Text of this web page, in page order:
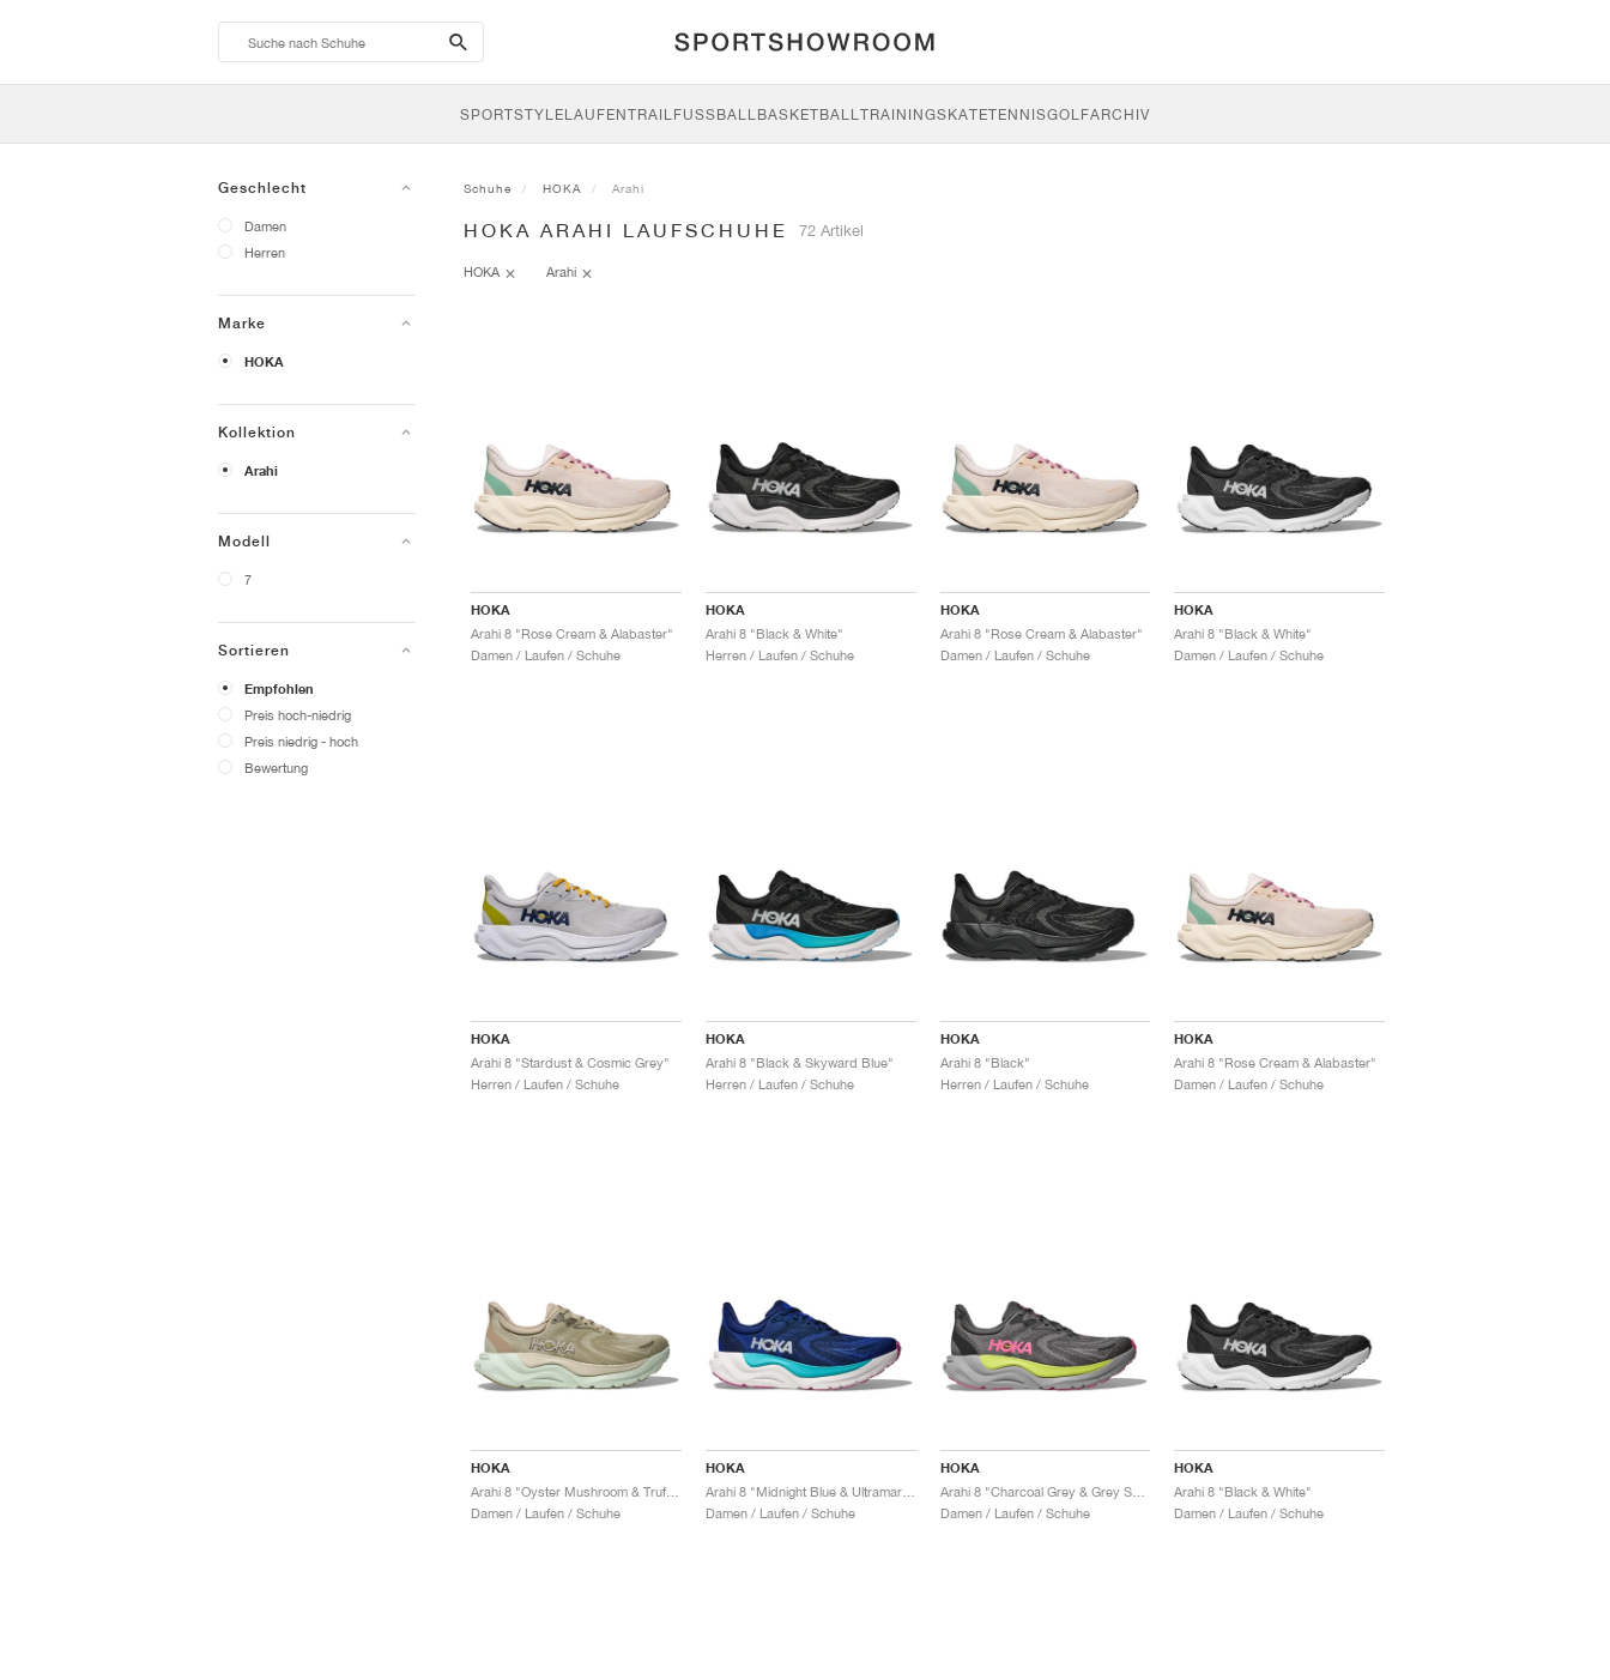
search-
btn
SPORTSTYLELAUFENTRAILFUSSBALL BASKETBALLTRAININGSKATETENNISGOLFARCHIV
Geschlecht
Damen
Herren
Marke
HOKA
Kollektion
Arahi
Modell
7
Sortieren
Empfohlen
Preis hoch-niedrig
Preis niedrig - hoch
Bewertung
Schuhe HOKA Arahi
HOKA ARAHI LAUFSCHUHE 72 Artikel
HOKA Arahi
HOKA
Arahi 8 "Rose Cream & Alabaster"
Damen / Laufen / Schuhe
HOKA
Arahi 8 "Black & White"
Herren / Laufen / Schuhe
HOKA
Arahi 8 "Rose Cream & Alabaster"
Damen / Laufen / Schuhe
HOKA
Arahi 8 "Black & White"
Damen / Laufen / Schuhe
HOKA
Arahi 8 "Stardust & Cosmic Grey"
Herren / Laufen / Schuhe
HOKA
Arahi 8 "Black & Skyward Blue"
Herren / Laufen / Schuhe
HOKA
Arahi 8 "Black"
Herren / Laufen / Schuhe
HOKA
Arahi 8 "Rose Cream & Alabaster"
Damen / Laufen / Schuhe
HOKA
Arahi 8 "Oyster Mushroom & Truffle Salt"
Damen / Laufen / Schuhe
HOKA
Arahi 8 "Midnight Blue & Ultramarine"
Damen / Laufen / Schuhe
HOKA
Arahi 8 "Charcoal Grey & Grey Skies"
Damen / Laufen / Schuhe
HOKA
Arahi 8 "Black & White"
Damen / Laufen / Schuhe